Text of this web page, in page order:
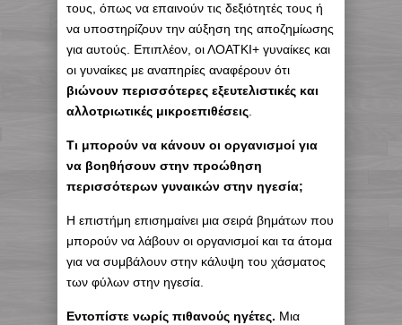
τους, όπως να επαινούν τις δεξιότητές τους ή
να υποστηρίζουν την αύξηση της αποζημίωσης
για αυτούς. Επιπλέον, οι ΛΟΑΤΚΙ+ γυναίκες και
οι γυναίκες με αναπηρίες αναφέρουν ότι
βιώνουν περισσότερες εξευτελιστικές και
αλλοτριωτικές μικροεπιθέσεις
Τι μπορούν να κάνουν οι οργανισμοί για
να βοηθήσουν στην προώθηση
περισσότερων γυναικών στην ηγεσία;
Η επιστήμη επισημαίνει μια σειρά βημάτων που
μπορούν να λάβουν οι οργανισμοί και τα άτομα
για να συμβάλουν στην κάλυψη του χάσματος
των φύλων στην ηγεσία.
Εντοπίστε νωρίς πιθανούς ηγέτες. Μια